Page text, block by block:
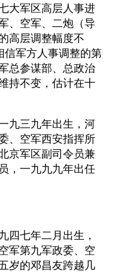
大军区高层人事进
、空军、二炮（导
高层调整幅度不
信军方人事调整的第
总参谋部、总政治
持不变，估计在十
九三九年出生，河
、空军西安指挥所
京军区副司令员兼
，一九九九年出任
四七年二月出生，
军第九军政委、空
岁的邓昌友跨越几